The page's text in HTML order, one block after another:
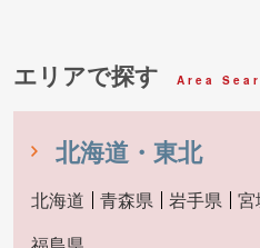
エリアで探す Area
北海道・東北
北海道 青森県 岩手県 宮